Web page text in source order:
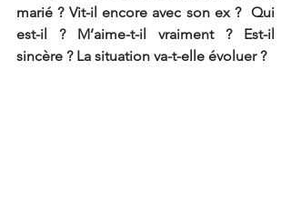
marié ? Vit-il encore avec son ex ?  Qui
est-il ? M’aime-t-il vraiment ? Est-il
sincère ? La situation va-t-elle évoluer ?